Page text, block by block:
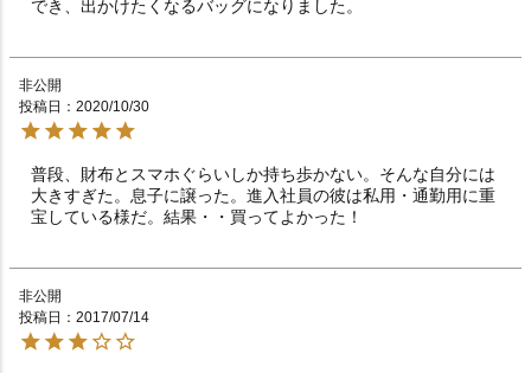
でき、出かけたくなるバッグになりました。
非公開
投稿日
2020/10/30
普段、財布とスマホぐらいしか持ち歩かない。そんな自分には
大きすぎた。息子に譲った。進入社員の彼は私用・通勤用に重
宝している様だ。結果・・買ってよかった！
非公開
投稿日
2017/07/14